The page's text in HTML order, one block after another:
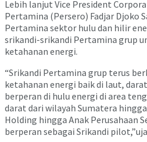
Lebih lanjut Vice President
Pertamina (Persero) Fadjar Djoko
Pertamina sektor hulu dan hilir
srikandi-srikandi Pertamina grup
ketahanan energi.
“Srikandi Pertamina grup terus
ketahanan energi baik di laut,
berperan di hulu energi di area
darat dari wilayah Sumatera
Holding hingga Anak Perusahaan
berperan sebagai Srikandi